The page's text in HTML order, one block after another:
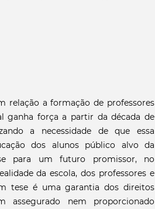
relação a formação de professores
ganha força a partir da década de
a necessidade de que essa
dos alunos público alvo da
se para um futuro promissor, no
da escola, dos professores e
tese é uma garantia dos direitos
assegurado nem proporcionado